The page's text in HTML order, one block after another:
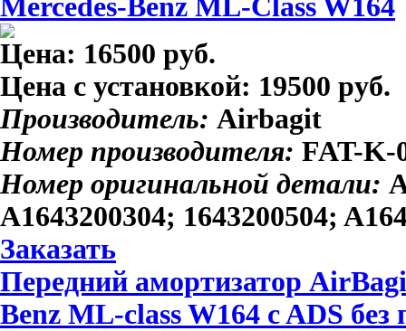
Mercedes-Benz ML-Class W164
Цена: 16500 руб.
Цена с установкой: 19500 руб.
Производитель: Airbagit
Номер производителя: FAT-K-
Номер оригинальной детали:
A1643200304; 1643200504;
Заказать
Передний амортизатор
Benz ML-class W164 c ADS без